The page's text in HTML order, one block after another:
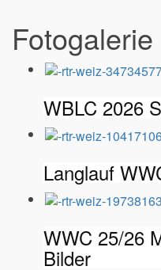
Fotogalerie
WBLC 2026
Langlauf
WWC 25/26
Bilder